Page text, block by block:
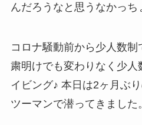
んだろうなと思うなかっち
コロナ騒動前から少人数制
粛明けでも変わりなく少
イビング♪ 本日は2ヶ月ぶ
ツーマンで潜ってきました。